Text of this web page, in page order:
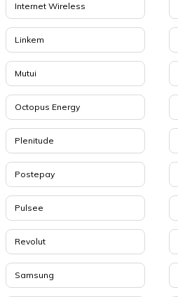
Internet Wireless
Linkem
Mutui
Octopus Energy
Plenitude
Postepay
Pulsee
Revolut
Samsung